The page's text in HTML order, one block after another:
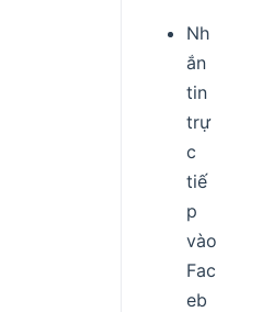
Nh
ắn
tin
trự
c
tiế
p
vào
Fac
eb